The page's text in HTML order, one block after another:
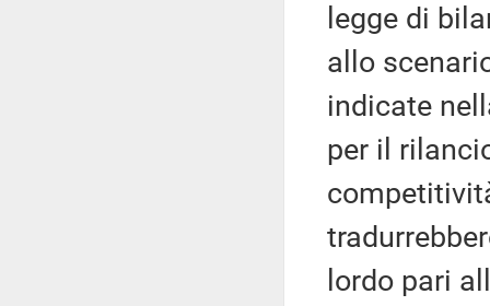
legge di
allo
indicate
per il
lordo pari